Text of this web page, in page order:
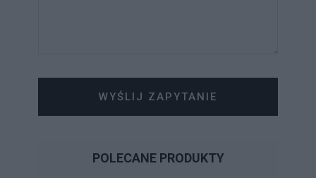
WYŚLIJ ZAPYTANIE
POLECANE PRODUKTY